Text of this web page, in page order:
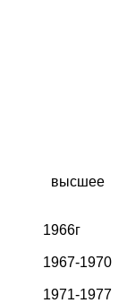
высшее
1966г
1967-1970
1971-1977